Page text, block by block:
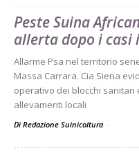
Peste Suina
allerta dopo i casi
Allarme Psa nel territorio
Massa Carrara. Cia Siena
operativo dei blocchi sanitari
allevamenti locali
Di Redazione Suinicoltura -